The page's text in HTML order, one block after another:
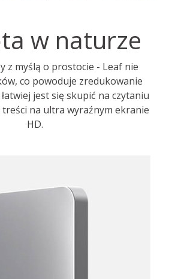
w naturze
z myślą o prostocie - Leaf nie
co powoduje zredukowanie
jest się skupić na czytaniu
na ultra wyraźnym ekranie
HD.